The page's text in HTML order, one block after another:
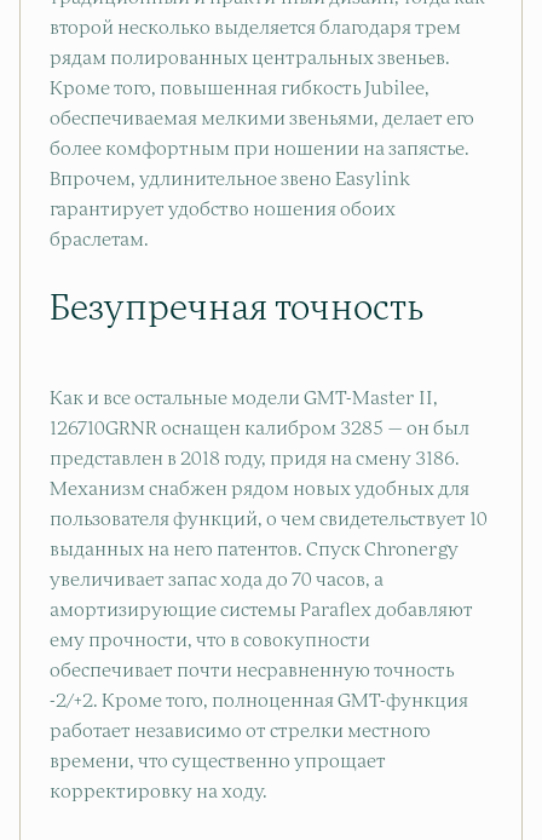
второй несколько выделяется благодаря трем
рядам полированных центральных звеньев.
Кроме того, повышенная гибкость Jubilee,
обеспечиваемая мелкими звеньями, делает его
более комфортным при ношении на запястье.
Впрочем, удлинительное звено Easylink
гарантирует удобство ношения обоих
браслетам.
Безупречная точность
Как и все остальные модели GMT-Master II,
126710GRNR оснащен калибром 3285 — он был
представлен в 2018 году, придя на смену 3186.
Механизм снабжен рядом новых удобных для
пользователя функций, о чем свидетельствует 10
выданных на него патентов. Спуск Chronergy
увеличивает запас хода до 70 часов, а
амортизирующие системы Paraflex добавляют
ему прочности, что в совокупности
обеспечивает почти несравненную точность
-2/+2. Кроме того, полноценная GMT-функция
работает независимо от стрелки местного
времени, что существенно упрощает
корректировку на ходу.